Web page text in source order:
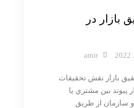
بازار در
amir
بازار نقش تحقيقات
پيوند بين مشتري يا
سازمان از طريق